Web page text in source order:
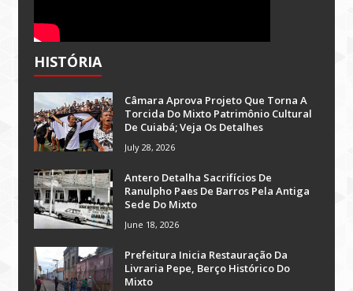
HISTÓRIA
Câmara Aprova Projeto Que Torna A
Torcida Do Mixto Patrimônio Cultural
De Cuiabá; Veja Os Detalhes
July 28, 2026
Antero Detalha Sacrifícios De
Ranulpho Paes De Barros Pela Antiga
Sede Do Mixto
June 18, 2026
Prefeitura Inicia Restauração Da
Livraria Pepe, Berço Histórico Do
Mixto